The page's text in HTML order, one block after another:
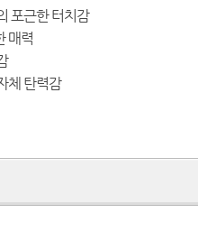
포근한 터치감
매력
체 탄력감